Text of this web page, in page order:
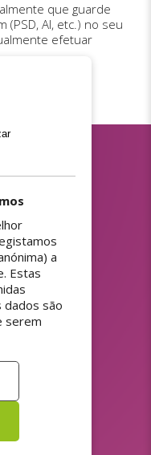
que guarde
AI, etc.) no seu
efetuar
de preco
de codigo QR
para janelas
de poupanca
estatico
autocolante
de seguranca
de seguranca
a
Estas
dados são
serem